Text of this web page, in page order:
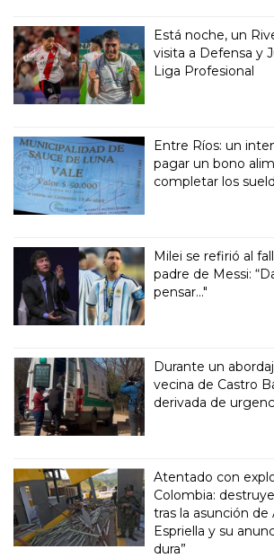
Está noche, un
visita a Defensa y
Liga Profesional
Entre Ríos: un
pagar un bono
completar los
Milei se refirió al
padre de Messi:
pensar..."
Durante un
vecina de Castro
derivada de
Atentado con
Colombia:
tras la asunción de
Espriella y su
dura”